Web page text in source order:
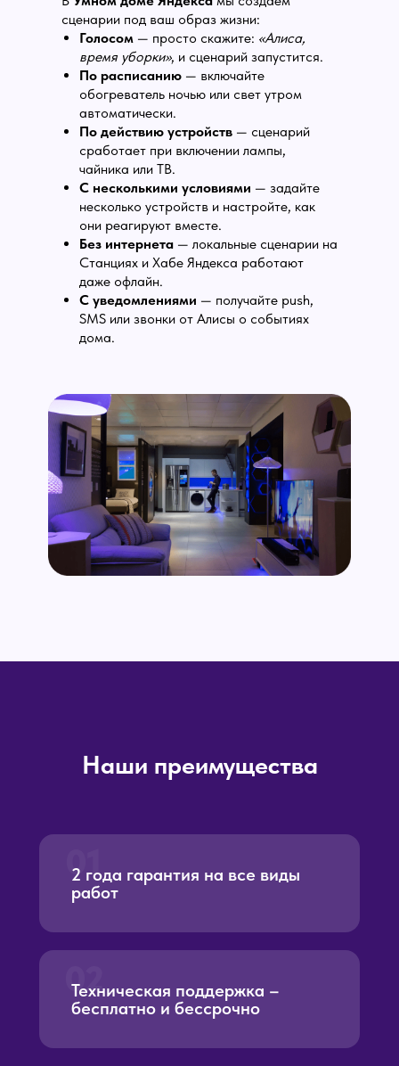
сценарии под ваш образ жизни:
Голосом — просто скажите: «Алиса,
время уборки», и сценарий запустится.
По расписанию — включайте
обогреватель ночью или свет утром
автоматически.
По действию устройств — сценарий
сработает при включении лампы,
чайника или ТВ.
С несколькими условиями — задайте
несколько устройств и настройте, как
они реагируют вместе.
Без интернета — локальные сценарии на
Станциях и Хабе Яндекса работают
даже офлайн.
С уведомлениями — получайте push,
SMS или звонки от Алисы о событиях
дома.
Наши преимущества
Техническая поддержка –
бесплатно и бессрочно
02
2 года гарантия на все виды
работ
01